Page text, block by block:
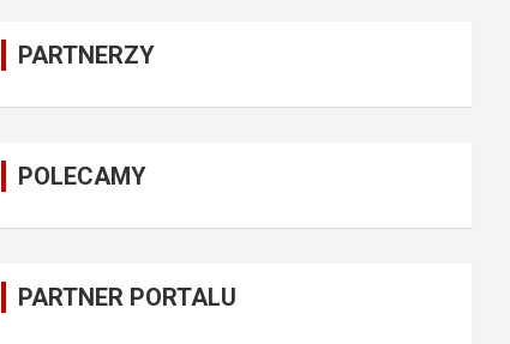
PARTNERZY
POLECAMY
PARTNER PORTALU